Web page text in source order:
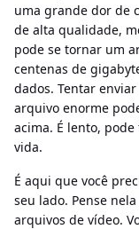
uma grande dor de
de alta qualidade,
pode se tornar um
centenas de
dados. Tentar
arquivo enorme
acima. É lento,
vida.
É aqui que você
seu lado. Pense
arquivos de vídeo.